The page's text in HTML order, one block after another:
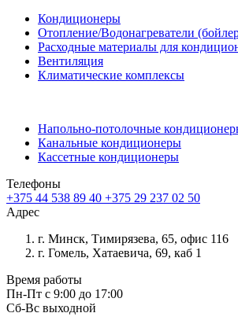
Кондиционеры
Отопление/Водонагреватели
Расходные материалы для
Вентиляция
Климатические комплексы
Напольно-потолочные
Канальные кондиционеры
Кассетные кондиционеры
Телефоны
+375 44 538 89 40 +375 29 237 02 50
Адрес
г. Минск, Тимирязева, 65, офис 116
г. Гомель, Хатаевича, 69, каб 1
Время работы
Пн-Пт с 9:00 до 17:00
Сб-Вс выходной